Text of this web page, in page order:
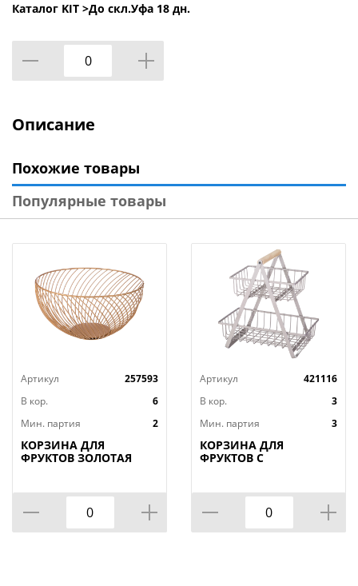
Каталог KIT >До скл.Уфа 18 дн.
Описание
Похожие товары
Популярные товары
Артикул
257593
В кор.
6
Мин. партия
2
КОРЗИНА ДЛЯ
ФРУКТОВ ЗОЛОТАЯ
Артикул
421116
В кор.
3
Мин. партия
3
КОРЗИНА ДЛЯ
ФРУКТОВ С
КОР=6ШТ